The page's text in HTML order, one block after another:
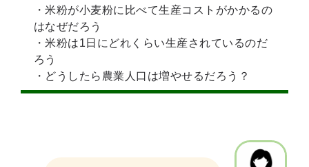
・米粉が小麦粉に比べて生産コストがかかるの
はなぜだろう
・米粉は1日にどれくらい生産されているのだ
ろう
・どうしたら農業人口は増やせるだろう？